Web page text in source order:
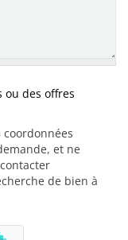
ou des offres
et ne
de bien à